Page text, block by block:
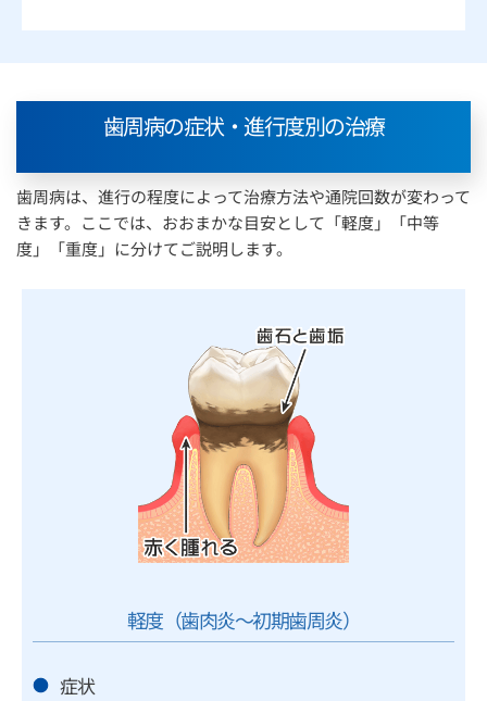
歯周病の症状・進行度別の治療
歯周病は、進行の程度によって治療方法や通院回数が変わって
きます。ここでは、おおまかな目安として「軽度」「中等
度」「重度」に分けてご説明します。
軽度（歯肉炎〜初期歯周炎）
症状